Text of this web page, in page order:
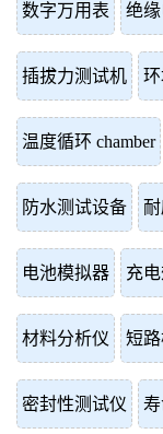
数字万用表 绝
插拔力测试机
温度循环 chamber
防水测试设备
电池模拟器 充
材料分析仪 短
密封性测试仪